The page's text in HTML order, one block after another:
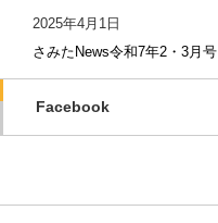
2025年4月1日
さみたNews令和7年2・3月号
Facebook